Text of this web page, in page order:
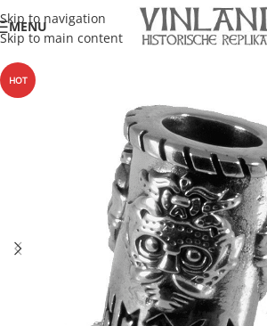
Skip to navigation
Skip to main content
MENU
HOT